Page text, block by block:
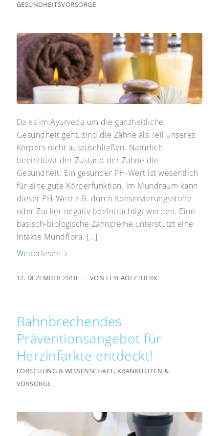
GESUNDHEITSVORSORGE
Da es im Ayurveda um die ganzheitliche
Gesundheit geht, sind die Zähne als Teil unseres
Körpers nicht auszuschließen. Natürlich
beeinflusst der Zustand der Zähne die
Gesundheit. Ein gesunder PH-Wert ist wesentlich
für eine gute Körperfunktion. Im Mundraum kann
dieser PH-Wert z.B. durch Konservierungsstoffe
oder Zucker negativ beeinträchtigt werden. Eine
basisch-biologische Zahncreme unterstützt eine
intakte Mundflora. […]
Weiterlesen
12. DEZEMBER 2018 / VON LEYLAOEZTUERK
Bahnbrechendes
Präventionsangebot für
Herzinfarkte entdeckt!
FORSCHUNG & WISSENSCHAFT, KRANKHEITEN &
VORSORGE